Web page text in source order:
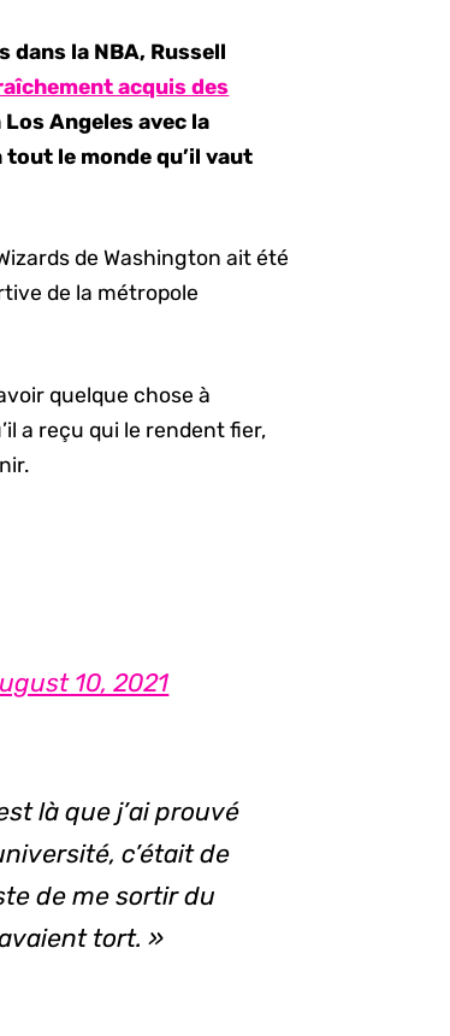
la NBA, Russell
acquis des
Angeles avec la
le monde qu’il vaut
de Washington ait été
de la métropole
quelque chose à
a reçu qui le rendent fier,
10, 2021
là que j’ai prouvé
c’était de
de me sortir du
tort. »